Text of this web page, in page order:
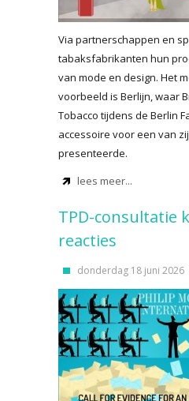
Via partnerschappen en
tabaksfabrikanten hun
van mode en design. Het
voorbeeld is Berlijn, waar
Tobacco tijdens de Berlin
accessoire voor een van
presenteerde.
lees meer...
TPD-consultatie
reacties
donderdag 18 juni 2026